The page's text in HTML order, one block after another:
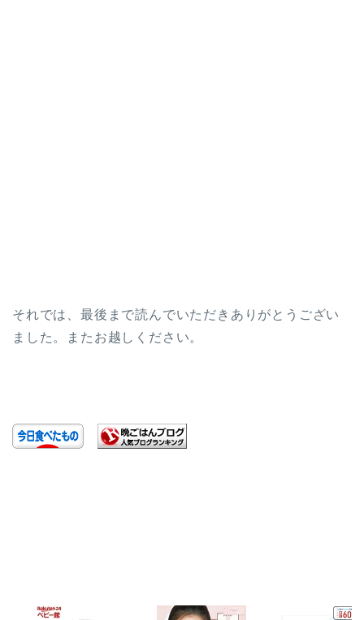
それでは、最後まで読んでいただきありがとうござい
ました。またお越しください。